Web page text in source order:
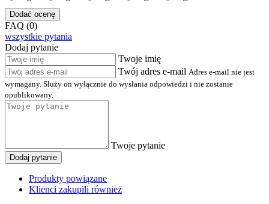
Dodać ocenę
FAQ (0)
wszystkie pytania
Dodaj pytanie
Twoje imię
Twój adres e-mail Adres e-mail nie jest
wymagany. Służy on wyłącznie do wysłania odpowiedzi i nie zostanie
opublikowany.
Twoje pytanie
Dodaj pytanie
Produkty powiązane
Klienci zakupili również